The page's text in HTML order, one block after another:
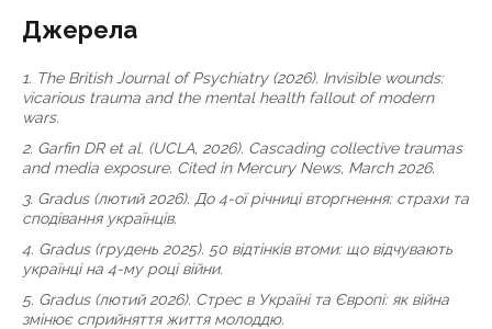
Джерела
1. The British Journal of Psychiatry (2026). Invisible wounds:
vicarious trauma and the mental health fallout of modern
wars.
2. Garfin DR et al. (UCLA, 2026). Cascading collective traumas
and media exposure. Cited in Mercury News, March 2026.
3. Gradus (лютий 2026). До 4-ої річниці вторгнення: страхи та
сподівання українців.
4. Gradus (грудень 2025). 50 відтінків втоми: що відчувають
українці на 4-му році війни.
5. Gradus (лютий 2026). Стрес в Україні та Європі: як війна
змінює сприйняття життя молоддю.